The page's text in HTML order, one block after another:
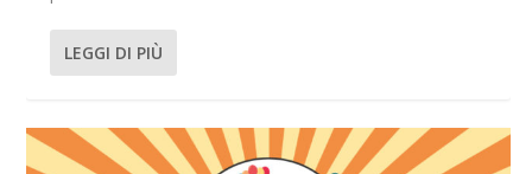
LEGGI DI PIÙ